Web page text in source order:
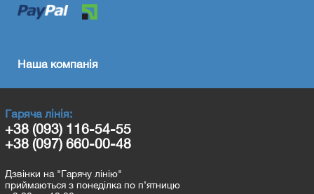
Наша компанія
Гаряча лінія:
+38 (093) 116-54-55
+38 (097) 660-00-48
Дзвінки на "Гарячу лінію"
приймаються з понеділка по п’ятницю